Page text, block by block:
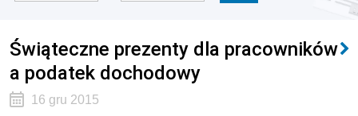
Świąteczne prezenty dla pracowników
a podatek dochodowy
16 gru 2015